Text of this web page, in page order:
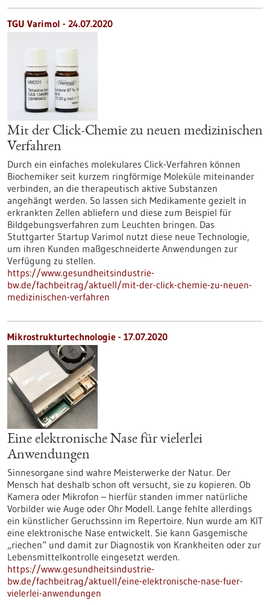
TGU Varimol - 24.07.2020
Mit der Click-Chemie zu neuen medizinischen
Verfahren
Durch ein einfaches molekulares Click-Verfahren können
Biochemiker seit kurzem ringförmige Moleküle miteinander
verbinden, an die therapeutisch aktive Substanzen
angehängt werden. So lassen sich Medikamente gezielt in
erkrankten Zellen abliefern und diese zum Beispiel für
Bildgebungsverfahren zum Leuchten bringen. Das
Stuttgarter Startup Varimol nutzt diese neue Technologie,
um ihren Kunden maßgeschneiderte Anwendungen zur
Verfügung zu stellen.
https://www.gesundheitsindustrie-
bw.de/fachbeitrag/aktuell/mit-der-click-chemie-zu-neuen-
medizinischen-verfahren
Mikrostrukturtechnologie - 17.07.2020
Eine elektronische Nase für vielerlei
Anwendungen
Sinnesorgane sind wahre Meisterwerke der Natur. Der
Mensch hat deshalb schon oft versucht, sie zu kopieren. Ob
Kamera oder Mikrofon – hierfür standen immer natürliche
Vorbilder wie Auge oder Ohr Modell. Lange fehlte allerdings
ein künstlicher Geruchssinn im Repertoire. Nun wurde am KIT
eine elektronische Nase entwickelt. Sie kann Gasgemische
„riechen“ und damit zur Diagnostik von Krankheiten oder zur
Lebensmittelkontrolle eingesetzt werden.
https://www.gesundheitsindustrie-
bw.de/fachbeitrag/aktuell/eine-elektronische-nase-fuer-
vielerlei-anwendungen